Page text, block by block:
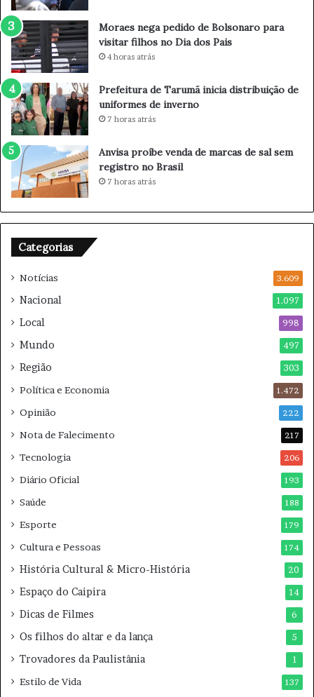
u
n
c
i
a
p
a
u
s
a
n
a
c
a
r
e
i
r
e
m
0
2
Moraes nega pedido de Bolsonaro para
visitar filhos no Dia dos Pais
4 horas atrás
Prefeitura de Tarumã inicia distribuição de
uniformes de inverno
7 horas atrás
Anvisa proíbe venda de marcas de sal sem
registro no Brasil
7 horas atrás
Categorias
Notícias 3.609
Nacional 1.097
Local 998
Mundo 497
Região 303
Política e Economia 1.472
Opinião 222
Nota de Falecimento 217
Tecnologia 206
Diário Oficial 193
Saúde 188
Esporte 179
Cultura e Pessoas 174
História Cultural & Micro-História 20
Espaço do Caipira 14
Dicas de Filmes 6
Os filhos do altar e da lança 5
Trovadores da Paulistânia 1
Estilo de Vida 137